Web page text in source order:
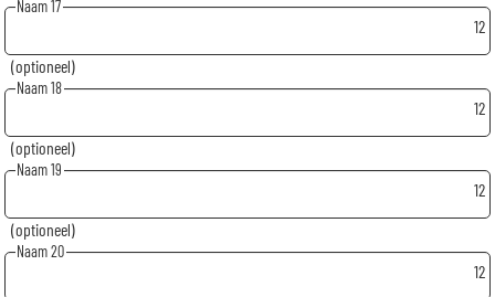
Naam 17
12
(optioneel)
Naam 18
12
(optioneel)
Naam 19
12
(optioneel)
Naam 20
12